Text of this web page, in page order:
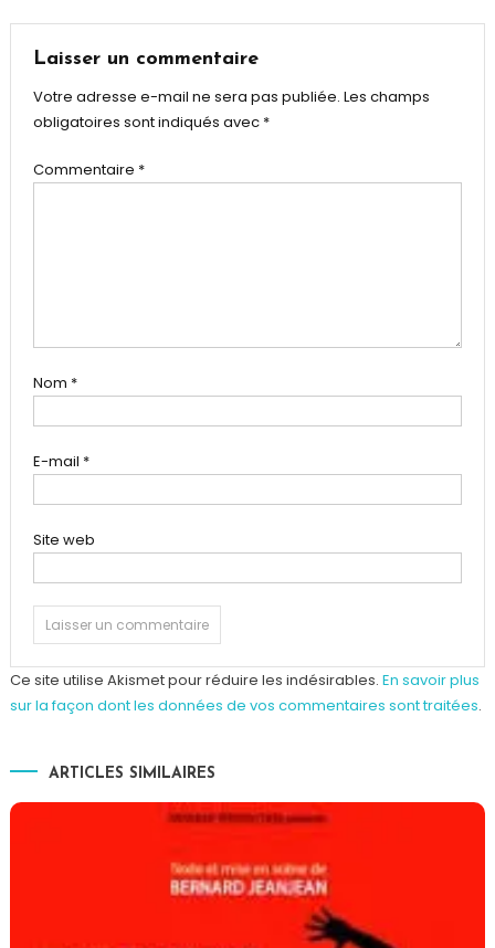
l’article
Laisser un commentaire
Votre adresse e-mail ne sera pas publiée. Les champs
obligatoires sont indiqués avec *
Commentaire *
Nom *
E-mail *
Site web
Ce site utilise Akismet pour réduire les indésirables. En savoir plus
sur la façon dont les données de vos commentaires sont traitées.
ARTICLES SIMILAIRES